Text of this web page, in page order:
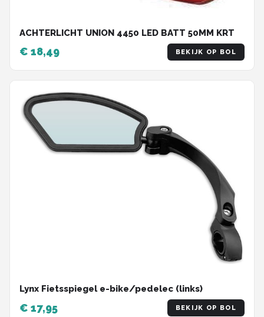
ACHTERLICHT UNION 4450 LED BATT 50MM KRT
€ 18,49 BEKIJK OP BOL
Lynx Fietsspiegel e-bike/pedelec (links)
€ 17,95 BEKIJK OP BOL